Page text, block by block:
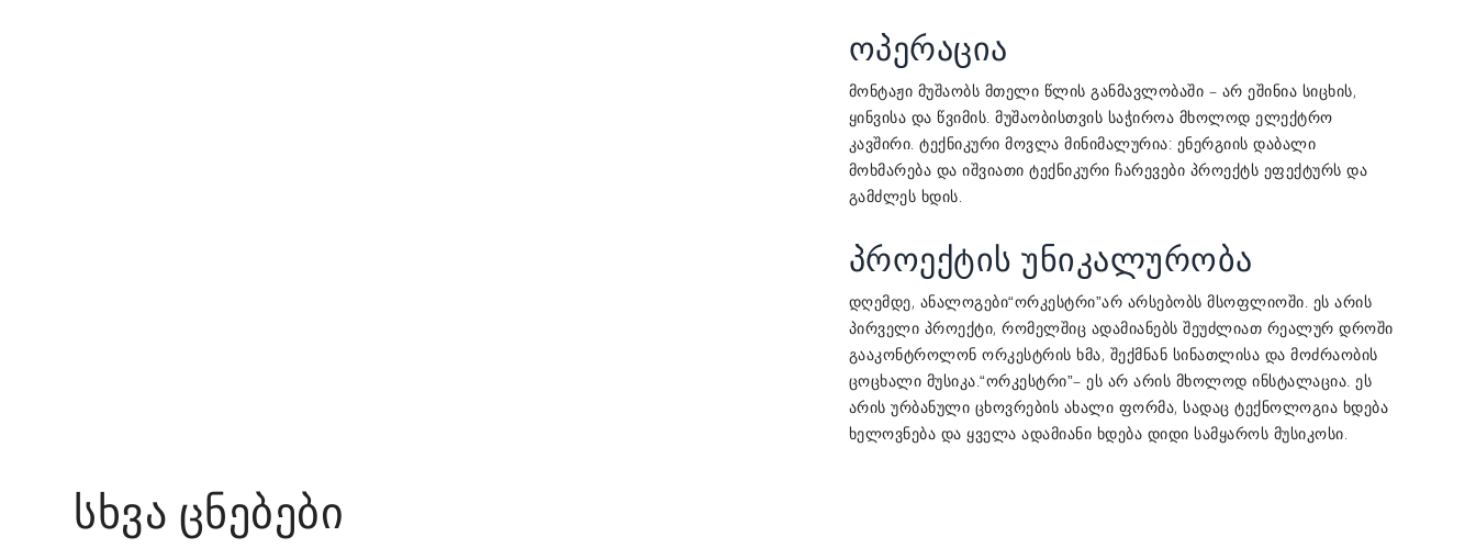
ოპერაცია
მონტაჟი მუშაობს მთელი წლის განმავლობაში – არ ეშინია სიცხის,
ყინვისა და წვიმის. მუშაობისთვის საჭიროა მხოლოდ ელექტრო
კავშირი. ტექნიკური მოვლა მინიმალურია: ენერგიის დაბალი
მოხმარება და იშვიათი ტექნიკური ჩარევები პროექტს ეფექტურს და
გამძლეს ხდის.
პროექტის უნიკალურობა
დღემდე, ანალოგები“ორკესტრი”არ არსებობს მსოფლიოში. ეს არის
პირველი პროექტი, რომელშიც ადამიანებს შეუძლიათ რეალურ დროში
გააკონტროლონ ორკესტრის ხმა, შექმნან სინათლისა და მოძრაობის
ცოცხალი მუსიკა.“ორკესტრი”– ეს არ არის მხოლოდ ინსტალაცია. ეს
არის ურბანული ცხოვრების ახალი ფორმა, სადაც ტექნოლოგია ხდება
ხელოვნება და ყველა ადამიანი ხდება დიდი სამყაროს მუსიკოსი.
ᲡᲮᲕᲐ ᲪᲜᲔᲑᲔᲑᲘ